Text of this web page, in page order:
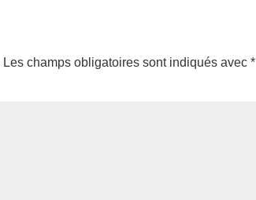
Les champs obligatoires sont indiqués avec *